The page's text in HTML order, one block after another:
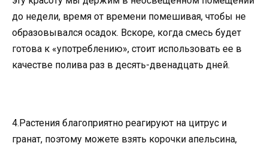
до недели, время от времени помешивая, чтобы не
образовывался осадок. Вскоре, когда смесь будет
готова к «употреблению», стоит использовать ее в
качестве полива раз в десять-двенадцать дней.
4.Растения благоприятно реагируют на цитрус и
гранат, поэтому можете взять корочки апельсина,